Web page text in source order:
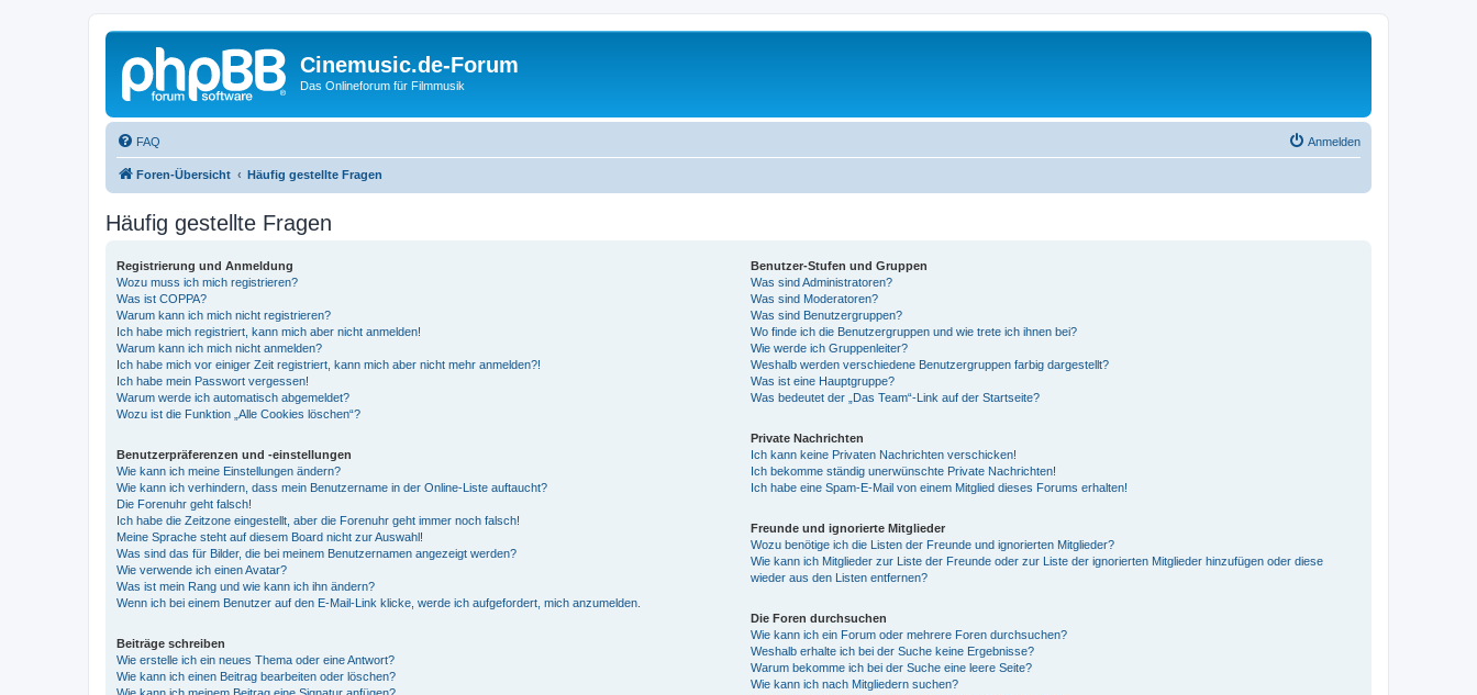
Cinemusic.de-Forum
Das Onlineforum für Filmmusik
FAQ Anmelden
Foren-Übersicht Häufig gestellte Fragen
Häufig gestellte Fragen
Registrierung und Anmeldung
Wozu muss ich mich registrieren?
Was ist COPPA?
Warum kann ich mich nicht registrieren?
Ich habe mich registriert, kann mich aber nicht anmelden!
Warum kann ich mich nicht anmelden?
Ich habe mich vor einiger Zeit registriert, kann mich aber nicht mehr anmelden?!
Ich habe mein Passwort vergessen!
Warum werde ich automatisch abgemeldet?
Wozu ist die Funktion „Alle Cookies löschen“?
Benutzerpräferenzen und -einstellungen
Wie kann ich meine Einstellungen ändern?
Wie kann ich verhindern, dass mein Benutzername in der Online-Liste auftaucht?
Die Forenuhr geht falsch!
Ich habe die Zeitzone eingestellt, aber die Forenuhr geht immer noch falsch!
Meine Sprache steht auf diesem Board nicht zur Auswahl!
Was sind das für Bilder, die bei meinem Benutzernamen angezeigt werden?
Wie verwende ich einen Avatar?
Was ist mein Rang und wie kann ich ihn ändern?
Wenn ich bei einem Benutzer auf den E-Mail-Link klicke, werde ich aufgefordert, mich anzumelden.
Beiträge schreiben
Wie erstelle ich ein neues Thema oder eine Antwort?
Wie kann ich einen Beitrag bearbeiten oder löschen?
Wie kann ich meinem Beitrag eine Signatur anfügen?
Benutzer-Stufen und Gruppen
Was sind Administratoren?
Was sind Moderatoren?
Was sind Benutzergruppen?
Wo finde ich die Benutzergruppen und wie trete ich ihnen bei?
Wie werde ich Gruppenleiter?
Weshalb werden verschiedene Benutzergruppen farbig dargestellt?
Was ist eine Hauptgruppe?
Was bedeutet der „Das Team“-Link auf der Startseite?
Private Nachrichten
Ich kann keine Privaten Nachrichten verschicken!
Ich bekomme ständig unerwünschte Private Nachrichten!
Ich habe eine Spam-E-Mail von einem Mitglied dieses Forums erhalten!
Freunde und ignorierte Mitglieder
Wozu benötige ich die Listen der Freunde und ignorierten Mitglieder?
Wie kann ich Mitglieder zur Liste der Freunde oder zur Liste der ignorierten Mitglieder hinzufügen oder diese
wieder aus den Listen entfernen?
Die Foren durchsuchen
Wie kann ich ein Forum oder mehrere Foren durchsuchen?
Weshalb erhalte ich bei der Suche keine Ergebnisse?
Warum bekomme ich bei der Suche eine leere Seite?
Wie kann ich nach Mitgliedern suchen?